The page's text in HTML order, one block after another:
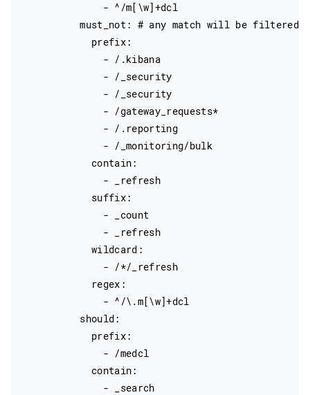
              - ^/m[\w]+dcl
          must_not: # any match will be filtered
            prefix:
              - /.kibana
              - /_security
              - /_security
              - /gateway_requests*
              - /.reporting
              - /_monitoring/bulk
            contain:
              - _refresh
            suffix:
              - _count
              - _refresh
            wildcard:
              - /*/_refresh
            regex:
              - ^/\.m[\w]+dcl
          should:
            prefix:
              - /medcl
            contain:
              - _search